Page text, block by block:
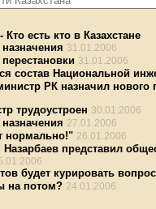
- Кто есть кто в Казахстане
31.01.2006
31.01.2006
состав Национальной
РК назначил нового
трудоустроен 30.01.2006
27.01.2006
нормально!" 26.01.2006
Назарбаев представил
будет курировать
на потом? 24.01.2006